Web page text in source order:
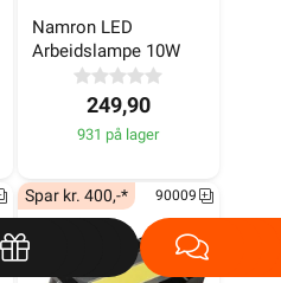
Namron LED
Arbeidslampe 10W
249,90
931 på lager
Spar kr. 400,-* 90009